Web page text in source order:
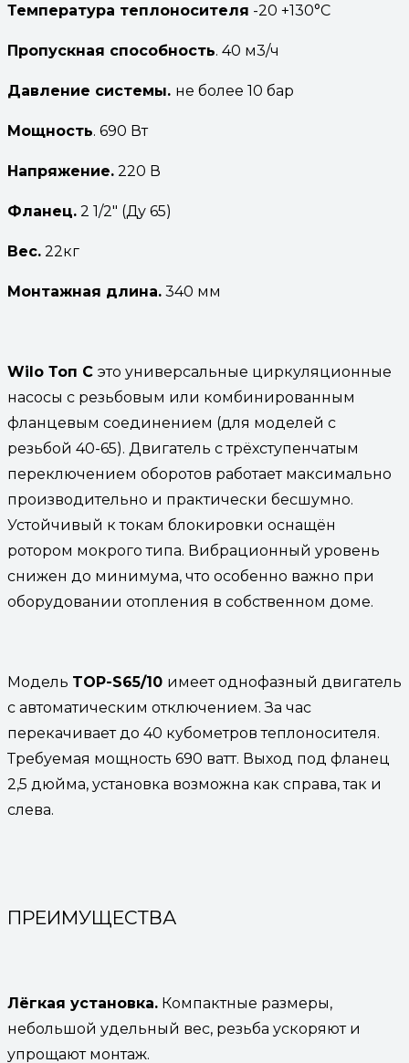
Температура теплоносителя -20 +130°С
Пропускная способность. 40 м3/ч
Давление системы. не более 10 бар
Мощность. 690 Вт
Напряжение. 220 В
Фланец. 2 1/2″ (Ду 65)
Вес. 22кг
Монтажная длина. 340 мм
Wilo Топ С это универсальные циркуляционные
насосы с резьбовым или комбинированным
фланцевым соединением (для моделей с
резьбой 40-65). Двигатель с трёхступенчатым
переключением оборотов работает максимально
производительно и практически бесшумно.
Устойчивый к токам блокировки оснащён
ротором мокрого типа. Вибрационный уровень
снижен до минимума, что особенно важно при
оборудовании отопления в собственном доме.
Модель TOP-S65/10 имеет однофазный двигатель
с автоматическим отключением. За час
перекачивает до 40 кубометров теплоносителя.
Требуемая мощность 690 ватт. Выход под фланец
2,5 дюйма, установка возможна как справа, так и
слева.
ПРЕИМУЩЕСТВА
Лёгкая установка. Компактные размеры,
небольшой удельный вес, резьба ускоряют и
упрощают монтаж.